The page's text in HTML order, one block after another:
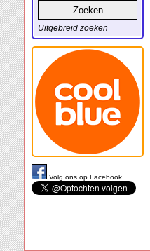
Uitgebreid zoeken
Volg ons op Facebook